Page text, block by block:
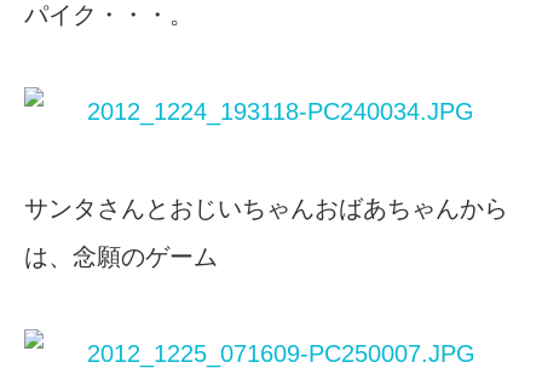
パイク・・・。
サンタさんとおじいちゃんおばあちゃんから
は、念願のゲーム